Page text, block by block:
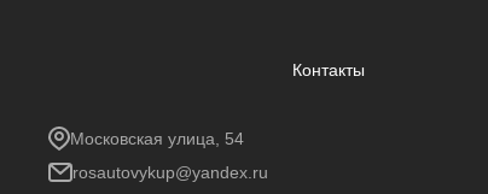
Контакты
Московская улица, 54
rosautovykup@yandex.ru